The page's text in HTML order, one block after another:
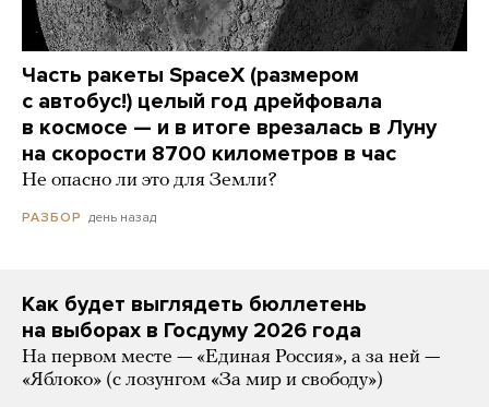
Часть ракеты SpaceX (размером
с автобус!) целый год дрейфовала
в космосе — и в итоге врезалась в Луну
на скорости 8700 километров в час
Не опасно ли это для Земли?
РАЗБОР день назад
Как будет выглядеть бюллетень
на выборах в Госдуму 2026 года
На первом месте — «Единая Россия», а за ней —
«Яблоко» (с лозунгом «За мир и свободу»)